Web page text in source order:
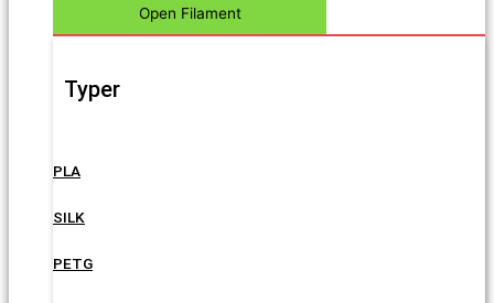
Open Filament
Typer
PLA
SILK
PETG